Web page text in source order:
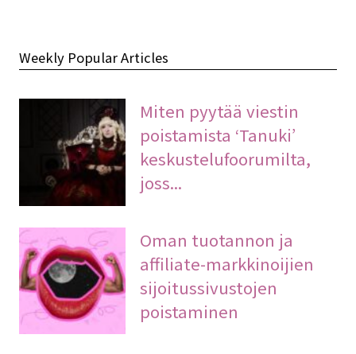
Weekly Popular Articles
Miten pyytää viestin
poistamista ‘Tanuki’
keskustelufoorumilta,
joss...
Oman tuotannon ja
affiliate-markkinoijien
sijoitussivustojen
poistaminen